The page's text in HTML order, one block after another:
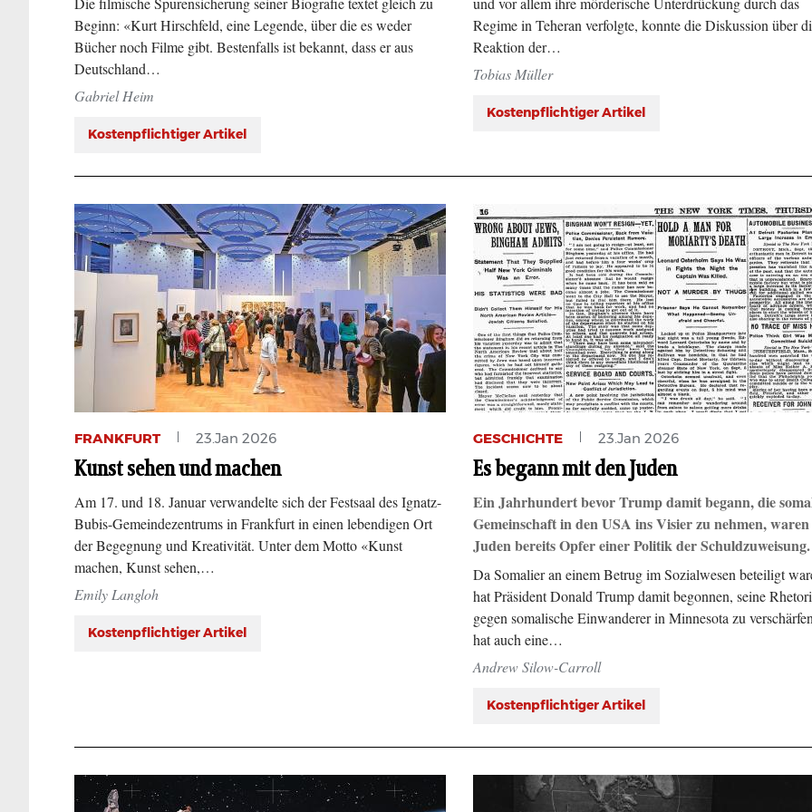
Die filmische Spurensicherung seiner Biografie textet gleich zu
Beginn: «Kurt Hirschfeld, eine Legende, über die es weder
Bücher noch Filme gibt. Bestenfalls ist bekannt, dass er aus
Deutschland…
Gabriel Heim
Kostenpflichtiger Artikel
und vor allem ihre mörderische Unterdrückung durch das
Regime in Teheran verfolgte, konnte die Diskussion über
Reaktion der…
Tobias Müller
Kostenpflichtiger Artikel
FRANKFURT 23.Jan 2026
Kunst sehen und machen
Am 17. und 18. Januar verwandelte sich der Festsaal des Ignatz-
Bubis-Gemeindezentrums in Frankfurt in einen lebendigen Ort
der Begegnung und Kreativität. Unter dem Motto «Kunst
machen, Kunst sehen,…
Emily Langloh
Kostenpflichtiger Artikel
GESCHICHTE 23.Jan 2026
Es begann mit den Juden
Ein Jahrhundert bevor Trump damit begann, die
Gemeinschaft in den USA ins Visier zu nehmen, waren
Juden bereits Opfer einer Politik der Schuldzuweisung.
Da Somalier an einem Betrug im Sozialwesen beteiligt
hat Präsident Donald Trump damit begonnen, seine
gegen somalische Einwanderer in Minnesota zu
hat auch eine…
Andrew Silow-Carroll
Kostenpflichtiger Artikel